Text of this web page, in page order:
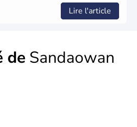
Lire l'article
de Sandaowan